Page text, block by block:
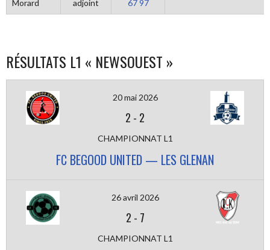
Morard
adjoint
67 97
RÉSULTATS L1 « NEWSOUEST »
20 mai 2026
2 - 2
CHAMPIONNAT L1
FC BEGOOD UNITED — LES GLENAN
26 avril 2026
2 - 7
CHAMPIONNAT L1